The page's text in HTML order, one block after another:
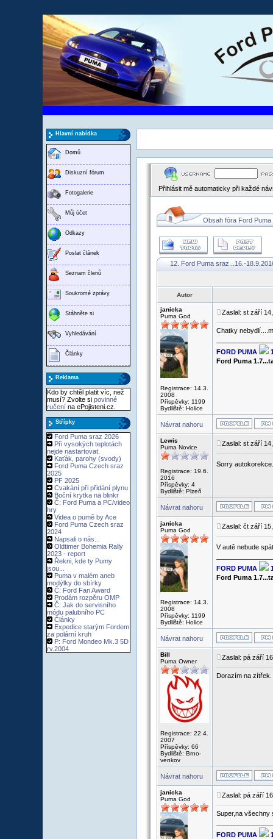
Hlavní nabídka
Domů
Diskuzní fórum
Fotogalerie
Můj účet
Odkazy
Poslat článek
Seznam členů
Soukromé zprávy
Stáhněte si
Vyhledávání
Články
Reklama
Kdo by chtěl platit víc, než
musí? Zvolte si povinné
ručení na ePojisteni.cz.
Střípky
Ford Puma sraz 2026
Při vysokých teplotách
nejde nastartovat.
Kaťák, parohy (svody)
Ford Puma Czech sraz
2025
PF 2025
Cvakání při přidání plynu
Boční krytka na blinkr
Č: Ford Puma a PC/video
hry
Videa o pumě by Ace
Ford Puma Czech sraz
2024
Napsali o nás...
Oldtimer Bohemia Rally
2023 - report
Řekni, kde ty Pumy
jsou...
Puma v malém aneb
modýlky do sbírky
Č: Ford Fan Award
Prodám rozpěru OMP
Č: Jak do servisního
módu palubního PC
Články
Expedice starým Fordem
za polární kruh
P: Ford Mondeo Mk.3 5D
rv.2004
Přihlásit mě automaticky při každé
Obsah fóra Ford Puma
12. Ford Puma sraz...16.-
Autor
janicka
Puma God
Registrace: 14.3.
2008
Příspěvky: 1199
Bydliště: Holice
Zaslal: st září
Chatky
FORD PUMA
Ford Puma
Návrat nahoru
Lewis
Puma Novice
Registrace: 19.6.
2016
Příspěvky: 4
Bydliště: Plzeň
Zaslal: st září
Sorry
Návrat nahoru
janicka
Puma God
Registrace: 14.3.
2008
Příspěvky: 1199
Bydliště: Holice
Zaslal: čt září
V autě nebude
FORD PUMA
Ford Puma
Návrat nahoru
Bill
Puma Owner
Registrace: 22.4.
2007
Příspěvky: 66
Bydliště: Brno-
venkov
Zaslal: pá září
Dorazím na zítřek.
Návrat nahoru
janicka
Puma God
Zaslal: pá září
Super,na všechny
FORD PUMA